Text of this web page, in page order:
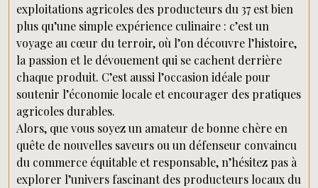
exploitations agricoles des producteurs du 37 est bien
plus qu’une simple expérience culinaire : c’est un
voyage au cœur du terroir, où l’on découvre l’histoire,
la passion et le dévouement qui se cachent derrière
chaque produit. C’est aussi l’occasion idéale pour
soutenir l’économie locale et encourager des pratiques
agricoles durables.
Alors, que vous soyez un amateur de bonne chère en
quête de nouvelles saveurs ou un défenseur convaincu
du commerce équitable et responsable, n’hésitez pas à
explorer l’univers fascinant des producteurs locaux du